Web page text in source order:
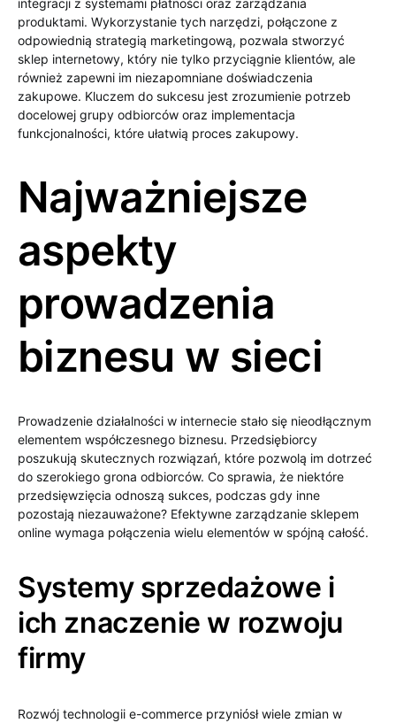
integracji z systemami płatności oraz zarządzania
produktami. Wykorzystanie tych narzędzi, połączone z
odpowiednią strategią marketingową, pozwala stworzyć
sklep internetowy, który nie tylko przyciągnie klientów, ale
również zapewni im niezapomniane doświadczenia
zakupowe. Kluczem do sukcesu jest zrozumienie potrzeb
docelowej grupy odbiorców oraz implementacja
funkcjonalności, które ułatwią proces zakupowy.
Najważniejsze
aspekty
prowadzenia
biznesu w sieci
Prowadzenie działalności w internecie stało się nieodłącznym
elementem współczesnego biznesu. Przedsiębiorcy
poszukują skutecznych rozwiązań, które pozwolą im dotrzeć
do szerokiego grona odbiorców. Co sprawia, że niektóre
przedsięwzięcia odnoszą sukces, podczas gdy inne
pozostają niezauważone? Efektywne zarządzanie sklepem
online wymaga połączenia wielu elementów w spójną całość.
Systemy sprzedażowe i
ich znaczenie w rozwoju
firmy
Rozwój technologii e-commerce przyniósł wiele zmian w